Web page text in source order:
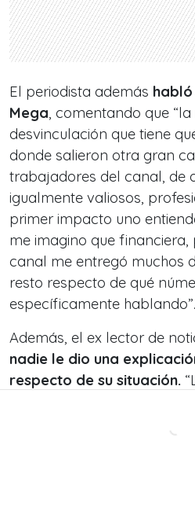
El periodista además
Mega, comentando que
desvinculación que tiene
donde salieron otra gran
trabajadores del canal, de
igualmente valiosos,
primer impacto uno
me imagino que
canal me entregó muchos
resto respecto de qué
específicamente hablando”.
Además, el ex lector de
nadie le dio una
respecto de su situación.